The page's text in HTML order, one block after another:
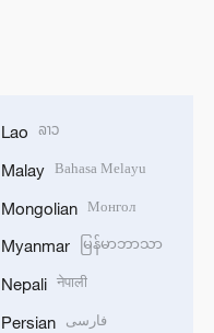
Lao ລາວ
Malay Bahasa Melayu
Mongolian Монгол
Myanmar မြန်မာဘာသာ
Nepali नेपाली
Persian فارسی